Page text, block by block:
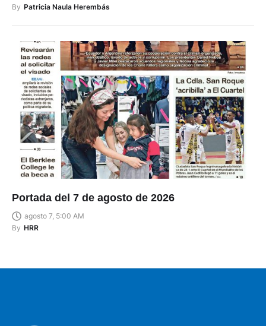
By Patricia Naula Herembás
Portada del 7 de agosto de 2026
agosto 7, 5:00 AM
By HRR